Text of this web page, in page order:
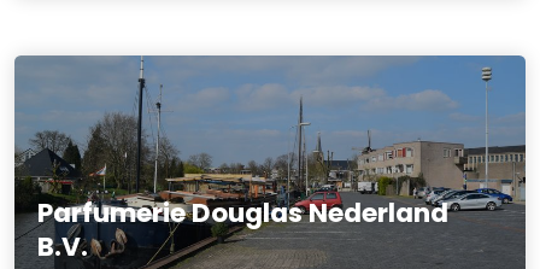
Parfumerie Douglas Nederland
B.V.